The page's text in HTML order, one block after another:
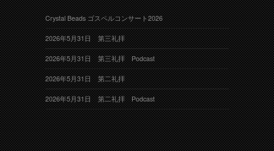
Crystal Beads ゴスペルコンサート2026
2026年5月31日 第三礼拝
2026年5月31日 第三礼拝 Podcast
2026年5月31日 第二礼拝
2026年5月31日 第二礼拝 Podcast